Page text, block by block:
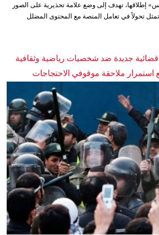
إطلاقها، تهدف إلى وضع علامة تحذيرية على الصور
تحولاً في تعامل المنصة مع المحتوى المضلل
قضائية جديدة ضد شخصيات رياضية وثقافية
استمرار ملاحقة موقوفي الاحتجاجات